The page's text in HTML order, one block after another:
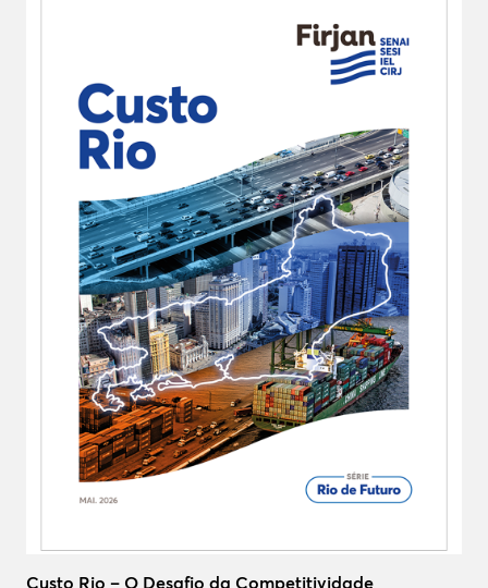
Custo Rio – O Desafio da Competitividade